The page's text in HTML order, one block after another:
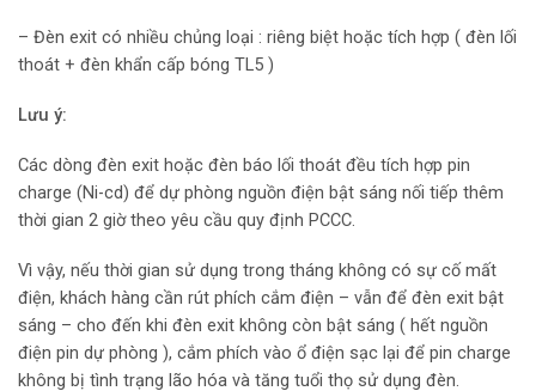
– Đèn exit có nhiều chủng loại : riêng biệt hoặc tích hợp ( đèn lối
thoát + đèn khẩn cấp bóng TL5 )
Lưu ý:
Các dòng đèn exit hoặc đèn báo lối thoát đều tích hợp pin
charge (Ni-cd) để dự phòng nguồn điện bật sáng nối tiếp thêm
thời gian 2 giờ theo yêu cầu quy định PCCC.
Vì vậy, nếu thời gian sử dụng trong tháng không có sự cố mất
điện, khách hàng cần rút phích cắm điện – vẫn để đèn exit bật
sáng – cho đến khi đèn exit không còn bật sáng ( hết nguồn
điện pin dự phòng ), cắm phích vào ổ điện sạc lại để pin charge
không bị tình trạng lão hóa và tăng tuổi thọ sử dụng đèn.